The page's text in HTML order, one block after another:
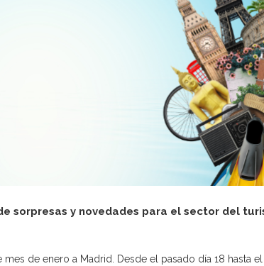
sorpresas y novedades para el sector del
mes de enero a Madrid. Desde el pasado día 18 hasta